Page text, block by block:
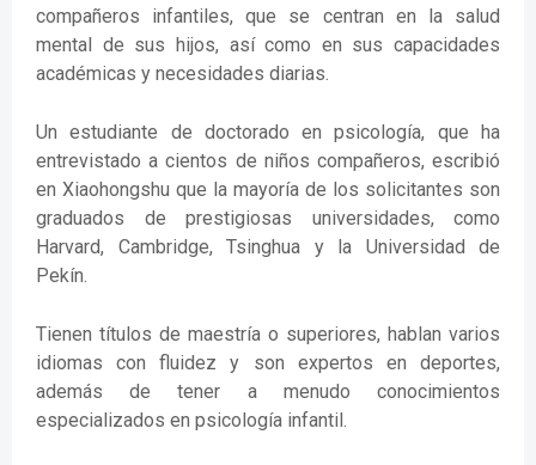
compañeros infantiles, que se centran en la salud
mental de sus hijos, así como en sus capacidades
académicas y necesidades diarias.
Un estudiante de doctorado en psicología, que ha
entrevistado a cientos de niños compañeros, escribió
en Xiaohongshu que la mayoría de los solicitantes son
graduados de prestigiosas universidades, como
Harvard, Cambridge, Tsinghua y la Universidad de
Pekín.
Tienen títulos de maestría o superiores, hablan varios
idiomas con fluidez y son expertos en deportes,
además de tener a menudo conocimientos
especializados en psicología infantil.